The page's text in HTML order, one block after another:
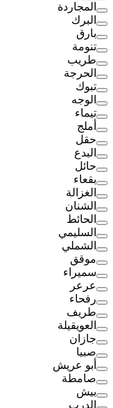
المجاردة
البرك
بارق
تنومة
طريب
الحرجة
تبوك
الوجه
تيماء
أملج
حقل
البدع
حائل
بقعاء
الغزالة
الشنان
الحائط
السليمي
الشملي
موقق
سميراء
عرعر
رفحاء
طريف
العويقيلة
جازان
صبيا
أبو عريش
صامطة
بيش
الدرب